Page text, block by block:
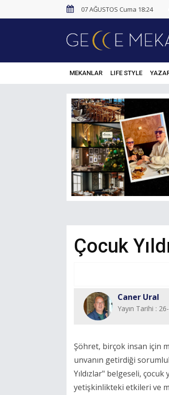
07 AĞUSTOS Cuma 18:24
MEKANLAR LIFE STYLE
Çocuk
Caner Ural
Yayın Tarihi :
Şöhret, birçok insan için
unvanın getirdiği
Yıldızlar" belgeseli, çocuk
yetişkinlikteki etkileri ve